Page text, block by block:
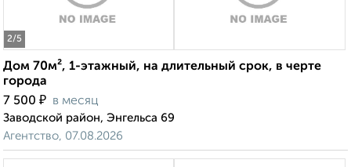
2/5
Дом 70м², 1-этажный, на длительный срок, в черте
города
7 500 ₽ в месяц
Заводской район, Энгельса 69
Агентство, 07.08.2026